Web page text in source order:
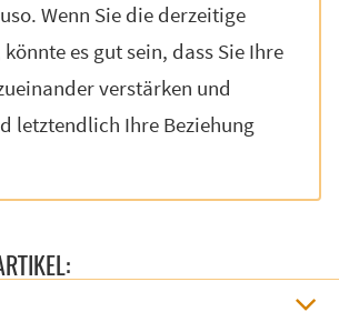
Wenn Sie die derzeitige
es gut sein, dass Sie Ihre
verstärken und
letztendlich Ihre Beziehung